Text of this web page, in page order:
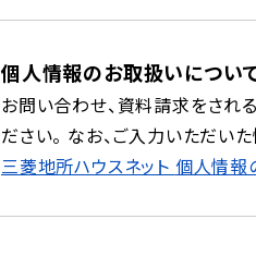
個人情報のお取扱いについ
お問い合わせ、資料請求をされ
ださい。 なお、ご入力いただい
三菱地所ハウスネット 個人情報